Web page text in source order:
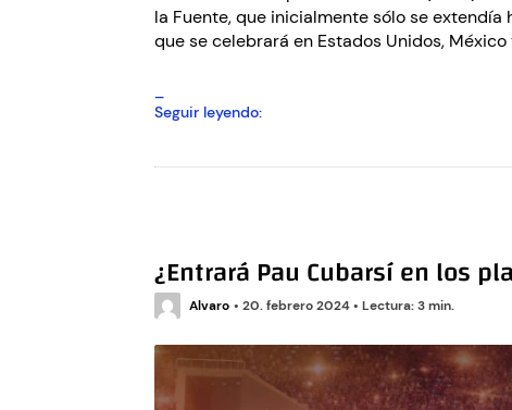
la Fuente, que inicialmente sólo se
que se celebrará en Estados Unidos, México
Seguir leyendo:España
hasta
la
fase
de
2026
¿Entrará Pau Cubarsí en los
Alvaro • 20. febrero 2024• Lectura: 3 min.